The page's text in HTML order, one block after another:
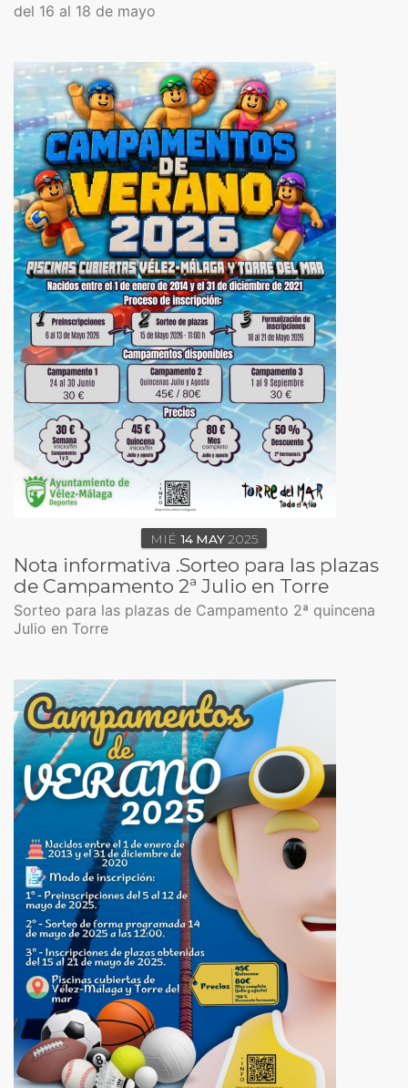
del 16 al 18 de mayo
MIÉ 14 MAY2025
Nota informativa .Sorteo para las plazas
de Campamento 2ª Julio en Torre
Sorteo para las plazas de Campamento 2ª quincena
Julio en Torre